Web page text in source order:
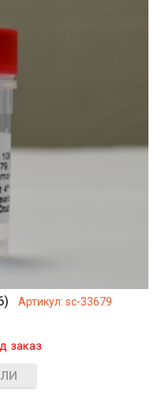
Артикул:sc-33679
заказ